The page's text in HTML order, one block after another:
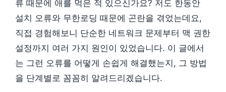
류 때문에 애를 먹은 적 있으신가요? 저도 한동안
설치 오류와 무한로딩 때문에 곤란을 겪었는데요,
직접 경험해보니 단순한 네트워크 문제부터 맥 권한
설정까지 여러 가지 원인이 있었습니다. 이 글에서
는 그런 오류를 어떻게 손쉽게 해결했는지, 그 방법
을 단계별로 꼼꼼히 알려드리겠습니다.